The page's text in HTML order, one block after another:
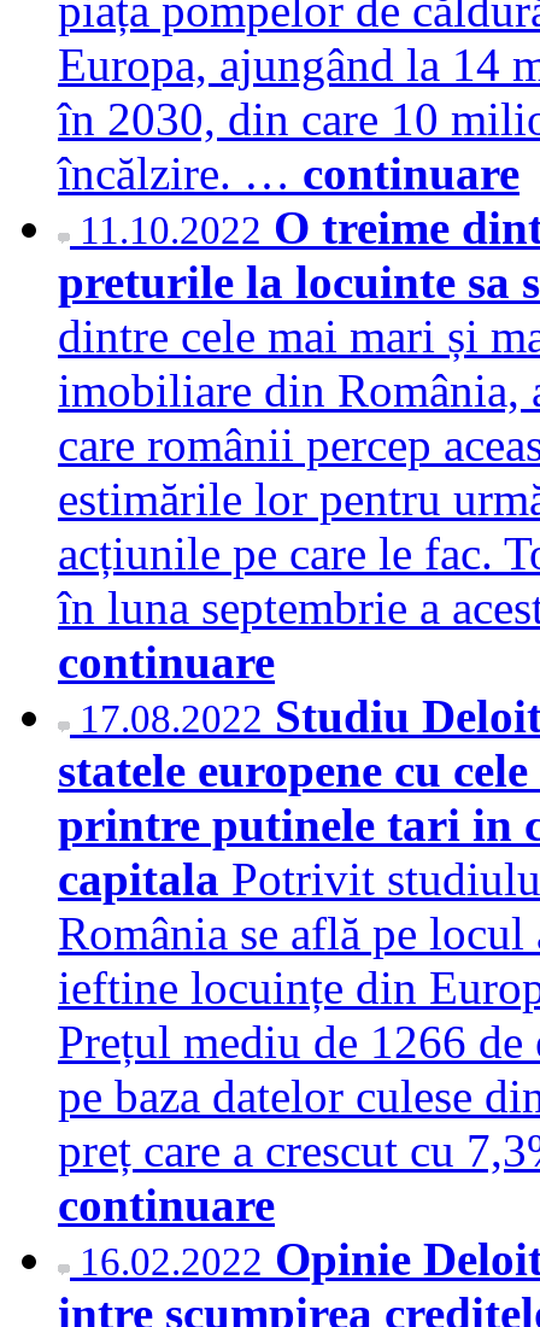
Europa, ajungând la 14
în 2030, din care 10
încălzire. … continuare
11.10.2022 O treime
preturile la locuinte sa
dintre cele mai mari și
imobiliare din România,
care românii percep
estimările lor pentru
acțiunile pe care le fac.
în luna septembrie a
continuare
17.08.2022 Studiu
statele europene cu
printre putinele tari in
capitala Potrivit
România se află pe
ieftine locuințe din
Prețul mediu de 1266
pe baza datelor culese
preț care a crescut cu
continuare
16.02.2022 Opinie
intre scumpirea